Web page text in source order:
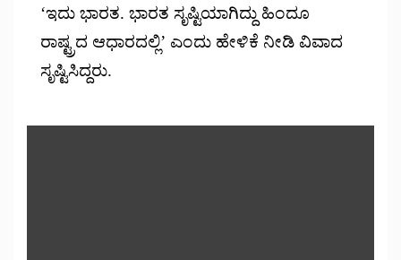
‘ಇದು ಭಾರತ. ಭಾರತ ಸೃಷ್ಟಿಯಾಗಿದ್ದು ಹಿಂದೂ
ರಾಷ್ಟ್ರದ ಆಧಾರದಲ್ಲಿ’ ಎಂದು ಹೇಳಿಕೆ ನೀಡಿ ವಿವಾದ
ಸೃಷ್ಟಿಸಿದ್ದರು.